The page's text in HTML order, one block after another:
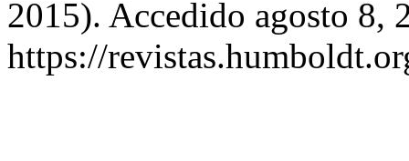
2015). Accedido agosto 8,
https://